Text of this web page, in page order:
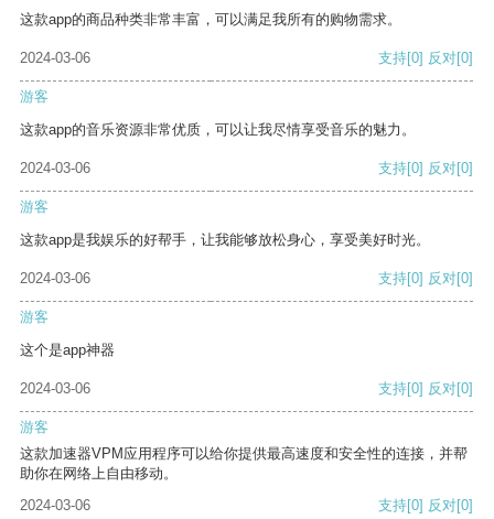
这款app的商品种类非常丰富，可以满足我所有的购物需求。
2024-03-06 支持[0] 反对[0]
游客
这款app的音乐资源非常优质，可以让我尽情享受音乐的魅力。
2024-03-06 支持[0] 反对[0]
游客
这款app是我娱乐的好帮手，让我能够放松身心，享受美好时光。
2024-03-06 支持[0] 反对[0]
游客
这个是app神器
2024-03-06 支持[0] 反对[0]
游客
这款加速器VPM应用程序可以给你提供最高速度和安全性的连接，并帮
助你在网络上自由移动。
2024-03-06
支持[0] 反对[0]